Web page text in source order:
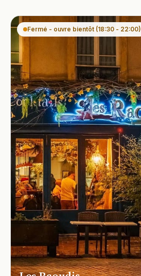
Fermé - ouvre bientôt (18:30 - 22:00)